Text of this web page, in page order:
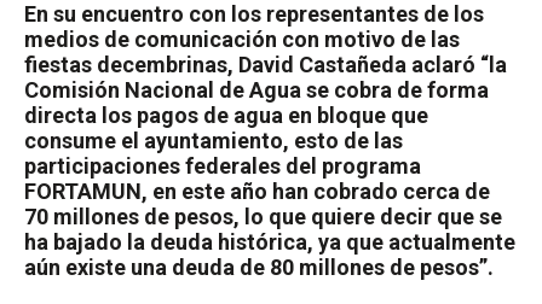
En su encuentro con los representantes de los
medios de comunicación con motivo de las
fiestas decembrinas, David Castañeda aclaró “la
Comisión Nacional de Agua se cobra de forma
directa los pagos de agua en bloque que
consume el ayuntamiento, esto de las
participaciones federales del programa
FORTAMUN, en este año han cobrado cerca de
70 millones de pesos, lo que quiere decir que se
ha bajado la deuda histórica, ya que actualmente
aún existe una deuda de 80 millones de pesos”.